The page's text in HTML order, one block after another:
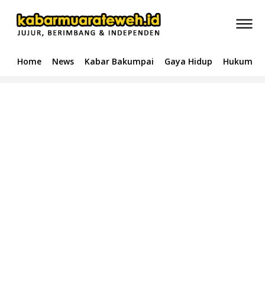
Home News Kabar Bakumpai Gaya Hidup Hukum &